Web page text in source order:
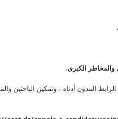
الكبرى.
الرابط المدون أدناه ، وتمكين الباحثين